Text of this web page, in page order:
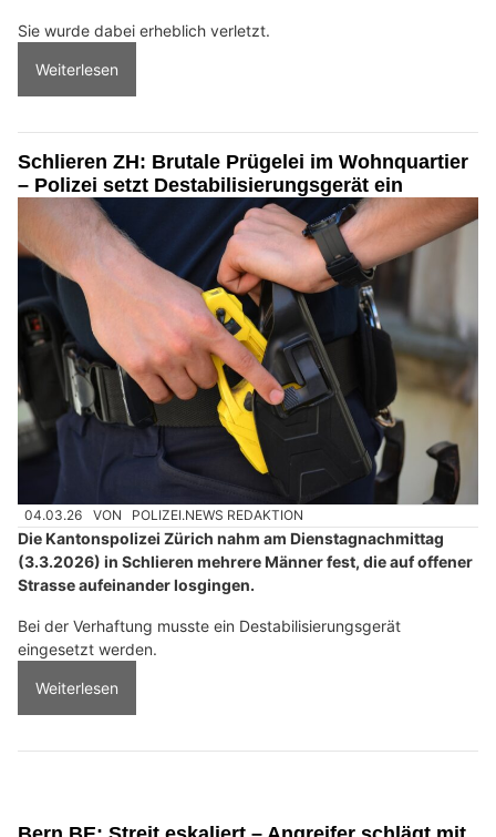
Sie wurde dabei erheblich verletzt.
Weiterlesen
Schlieren ZH: Brutale Prügelei im Wohnquartier
– Polizei setzt Destabilisierungsgerät ein
04.03.26 VON POLIZEI.NEWS REDAKTION
Die Kantonspolizei Zürich nahm am Dienstagnachmittag
(3.3.2026) in Schlieren mehrere Männer fest, die auf offener
Strasse aufeinander losgingen.
Bei der Verhaftung musste ein Destabilisierungsgerät
eingesetzt werden.
Weiterlesen